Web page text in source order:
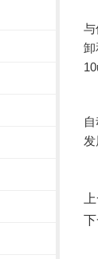
与
卸